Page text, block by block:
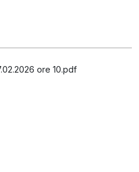
ore 10.pdf